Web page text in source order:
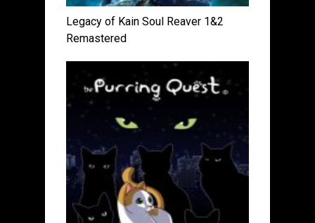
Legacy of Kain Soul Reaver 1&2
Remastered